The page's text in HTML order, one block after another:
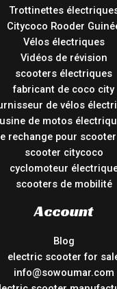
Trottinettes
Citycoco Rooder
Vélos électriques
Vidéos de révision
scooters électriques
fabricant de coco city
de vélos
usine de motos
rechange pour
scooter citycoco
cyclomoteur
scooters de mobilité
Account
Blog
electric scooter for
info@sowoumar.com